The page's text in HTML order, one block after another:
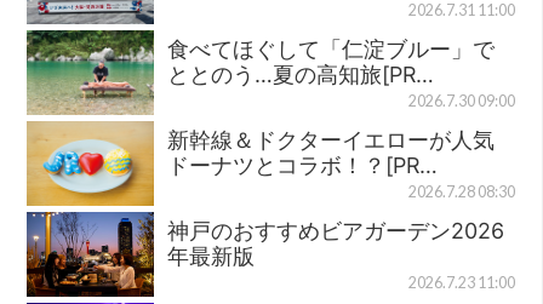
2026.7.31 11:00
食べてほぐして「仁淀ブルー」で
ととのう…夏の高知旅[PR…
2026.7.30 09:00
新幹線＆ドクターイエローが人気
ドーナツとコラボ！？[PR…
2026.7.28 08:30
神戸のおすすめビアガーデン2026
年最新版
2026.7.23 11:00